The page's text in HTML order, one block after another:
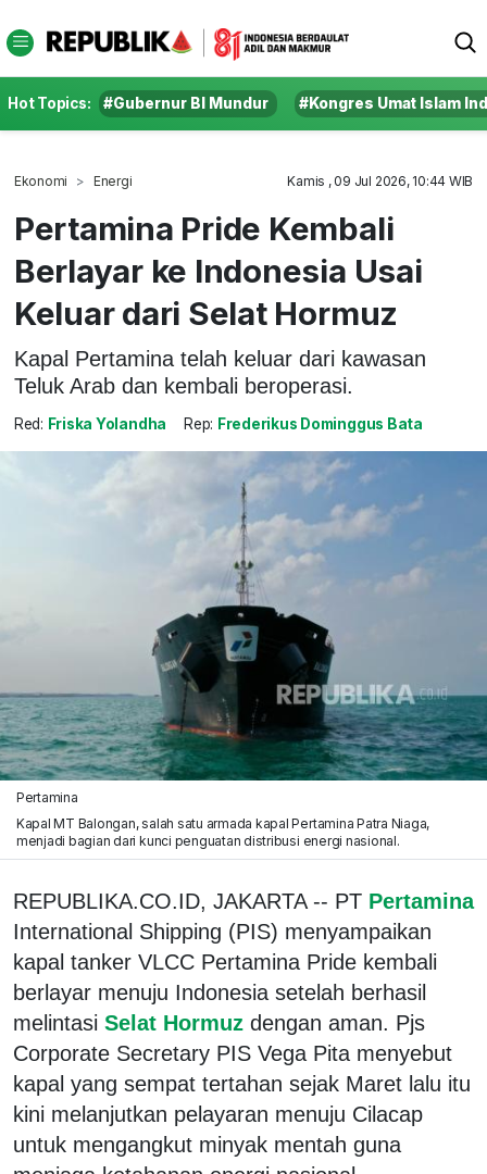
Hot Topics: #Gubernur BI Mundur #Kongres Umat Islam
Ekonomi Energi Kamis , 09 Jul 2026, 10:44 WIB
Pertamina Pride Kembali
Berlayar ke Indonesia Usai
Keluar dari Selat Hormuz
Kapal Pertamina telah keluar dari kawasan
Teluk Arab dan kembali beroperasi.
Red: Friska Yolandha Rep: Frederikus Dominggus Bata
Pertamina
Kapal MT Balongan, salah satu armada kapal Pertamina Patra Niaga,
menjadi bagian dari kunci penguatan distribusi energi nasional.
REPUBLIKA.CO.ID, JAKARTA -- PT Pertamina
International Shipping (PIS) menyampaikan
kapal tanker VLCC Pertamina Pride kembali
berlayar menuju Indonesia setelah berhasil
melintasi Selat Hormuz dengan aman. Pjs
Corporate Secretary PIS Vega Pita menyebut
kapal yang sempat tertahan sejak Maret lalu itu
kini melanjutkan pelayaran menuju Cilacap
untuk mengangkut minyak mentah guna